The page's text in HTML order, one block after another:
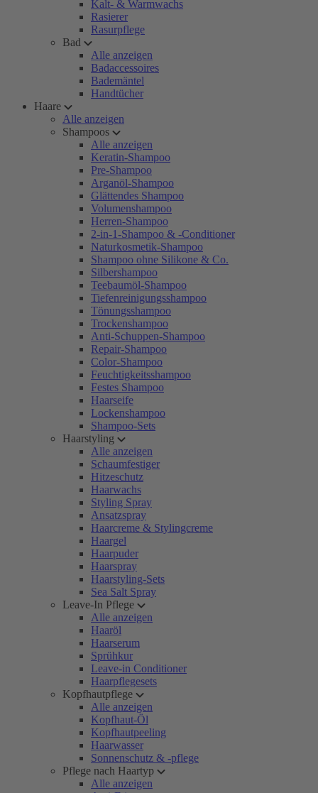
Kalt- & Warmwachs
Rasierer
Rasurpflege
Bad
Alle anzeigen
Badaccessoires
Bademäntel
Handtücher
Haare
Alle anzeigen
Shampoos
Alle anzeigen
Keratin-Shampoo
Pre-Shampoo
Arganöl-Shampoo
Glättendes Shampoo
Volumenshampoo
Herren-Shampoo
2-in-1-Shampoo & -Conditioner
Naturkosmetik-Shampoo
Shampoo ohne Silikone & Co.
Silbershampoo
Teebaumöl-Shampoo
Tiefenreinigungsshampoo
Tönungsshampoo
Trockenshampoo
Anti-Schuppen-Shampoo
Repair-Shampoo
Color-Shampoo
Feuchtigkeitsshampoo
Festes Shampoo
Haarseife
Lockenshampoo
Shampoo-Sets
Haarstyling
Alle anzeigen
Schaumfestiger
Hitzeschutz
Haarwachs
Styling Spray
Ansatzspray
Haarcreme & Stylingcreme
Haargel
Haarpuder
Haarspray
Haarstyling-Sets
Sea Salt Spray
Leave-In Pflege
Alle anzeigen
Haaröl
Haarserum
Sprühkur
Leave-in Conditioner
Haarpflegesets
Kopfhautpflege
Alle anzeigen
Kopfhaut-Öl
Kopfhautpeeling
Haarwasser
Sonnenschutz & -pflege
Pflege nach Haartyp
Alle anzeigen